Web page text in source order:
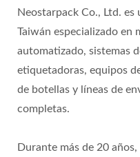
Neostarpack Co., Ltd.
Taiwán especializado en
automatizado, sistemas
etiquetadoras, equipos
de botellas y líneas de
completas.
Durante más de 20